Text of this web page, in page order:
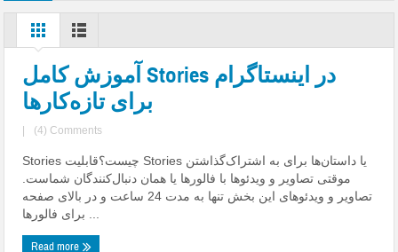
آموزش کامل Stories در اینستاگرام
برای تازه‌کارها
(4) Comments
Stories چیست؟قابلیت Stories یا داستان‌ها برای به اشتراک‌گذاشتن
موقتی تصاویر و ویدئوها با فالورها یا همان دنبال‌کنندگان شماست.
تصاویر و ویدئوهای این بخش تنها به مدت 24 ساعت و در بالای صفحه
Read more